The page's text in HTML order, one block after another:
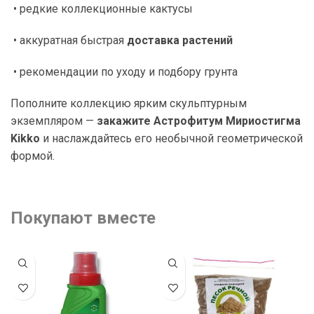
• редкие коллекционные кактусы
• аккуратная быстрая доставка растений
• рекомендации по уходу и подбору грунта
Пополните коллекцию ярким скульптурным
экземпляром — закажите Астрофитум Мириостигма
Kikko и наслаждайтесь его необычной геометрической
формой.
Покупают вместе